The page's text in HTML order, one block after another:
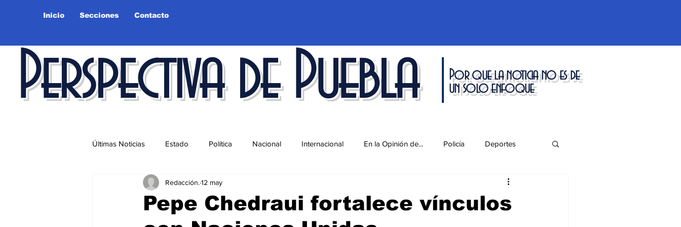
Inicio Secciones Contacto
Perspectiva de Puebla Por que la noticia no es de
un solo enfoque
Últimas Noticias Estado Política Nacional Internacional En la Opinión de... Policía Deportes
Educación Ciudad Salud
Pepe Chedraui fortalece vínculos
Redacción. 12 may